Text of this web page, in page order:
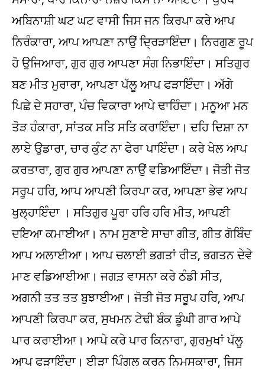
ਅਬਿਨਾਸ਼ੀ ਘਟ ਘਟ ਵਾਸੀ ਜਿਸ ਜਨ ਕਿਰਪਾ ਕਰੇ ਆਪ
ਨਿਰੰਕਾਰਾ, ਆਪ ਆਪਣਾ ਨਾਉਂ ਦ੍ਰਿੜਾਇੰਦਾ। ਨਿਰਗੁਣ ਰੂਪ
ਹੋ ਉਜਿਆਰਾ, ਗੁਰ ਗੁਰ ਆਪਣਾ ਸੰਗ ਨਿਭਾਇੰਦਾ। ਸਤਿਗੁਰ
ਬਣ ਮੀਤ ਮੁਰਾਰਾ, ਆਪਣਾ ਪੱਲੂ ਆਪ ਫੜਾਇੰਦਾ। ਅੱਗੇ
ਪਿਛੇ ਦੇ ਸਹਾਰਾ, ਪੰਚ ਵਿਕਾਰਾ ਆਪੇ ਢਾਹਿੰਦਾ। ਮਨੂਆ ਮਨ
ਤੋੜ ਹੰਕਾਰਾ, ਸਾਂਤਕ ਸਤਿ ਸਤਿ ਕਰਾਇੰਦਾ। ਦਹਿ ਦਿਸ਼ਾ ਨਾ
ਲਾਏ ਉਡਾਰਾ, ਚਾਰ ਕੁੰਟ ਨਾ ਫੇਰਾ ਪਾਇੰਦਾ। ਕਰੇ ਖੇਲ ਆਪ
ਕਰਤਾਰਾ, ਗੁਰ ਗੁਰ ਆਪਣਾ ਨਾਉਂ ਵਡਿਆਇੰਦਾ। ਜੋਤੀ ਜੋਤ
ਸਰੂਪ ਹਰਿ, ਆਪ ਆਪਣੀ ਕਿਰਪਾ ਕਰ, ਆਪਣਾ ਭੇਵ ਆਪ
ਖੁਲ੍ਹਾਇੰਦਾ । ਸਤਿਗੁਰ ਪੂਰਾ ਹਰਿ ਹਰਿ ਮੀਤ, ਆਪਣੀ
ਦਇਆ ਕਮਾਈਆ। ਨਾਮ ਸੁਣਾਏ ਸਾਚਾ ਗੀਤ, ਗੀਤ ਗੋਬਿੰਦ
ਆਪ ਅਲਾਈਆ। ਆਪ ਚਲਾਈ ਭਗਤਾਂ ਰੀਤ, ਭਗਤਨ ਦੇਵੇ
ਮਾਣ ਵਡਿਆਈਆ। ਜਗਤ਼ ਵਾਸਨਾ ਕਰੇ ਠੰਡੀ ਸੀਤ,
ਅਗਨੀ ਤਤ ਤਤ ਬੁਝਾਈਆ। ਜੋਤੀ ਜੋਤ ਸਰੂਪ ਹਰਿ, ਆਪ
ਆਪਣੀ ਕਿਰਪਾ ਕਰ, ਸੁਖਮਨ ਟੇਢੀ ਬੰਕ ਡੂੰਘੀ ਗਾਰ ਆਪੇ
ਪਾਰ ਕਰਾਈਆ। ਆਪੇ ਕਰੇ ਪਾਰ ਕਿਨਾਰਾ, ਗੁਰਮੁਖਾਂ ਪੱਲੂ
ਆਪ ਫੜਾਇੰਦਾ। ਈੜਾ ਪਿੰਗਲ ਕਰਨ ਨਿਮਸਕਾਰਾ, ਜਿਸ